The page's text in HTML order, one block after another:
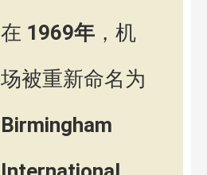
在 1969年 ，机
场被重新命名为
Birmingham